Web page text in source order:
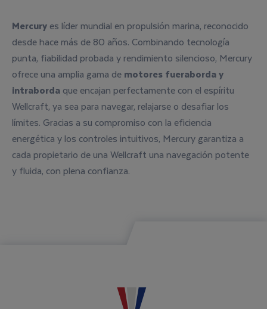
Mercury es líder mundial en propulsión marina, reconocido
desde hace más de 80 años. Combinando tecnología
punta, fiabilidad probada y rendimiento silencioso, Mercury
ofrece una amplia gama de motores fueraborda y
intraborda que encajan perfectamente con el espíritu
Wellcraft, ya sea para navegar, relajarse o desafiar los
límites. Gracias a su compromiso con la eficiencia
energética y los controles intuitivos, Mercury garantiza a
cada propietario de una Wellcraft una navegación potente
y fluida, con plena confianza.